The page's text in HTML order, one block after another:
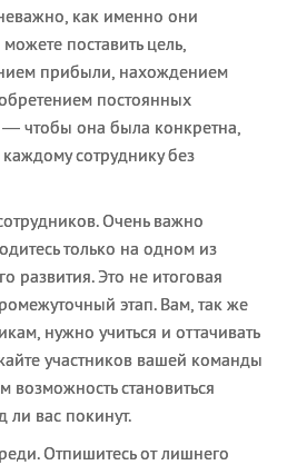
как именно они
поставить цель,
прибыли, нахождением
постоянных
— чтобы она была конкретна,
сотруднику без
Очень важно
только на одном из
развития. Это не итоговая
этап. Вам, так же
нужно учиться и оттачивать
участников вашей команды
возможность становиться
ли вас покинут.
Отпишитесь от лишнего